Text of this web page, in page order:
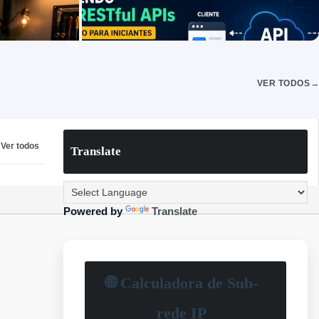
ARTIGOS VARIADOS
Entendendo e Documentando REST / RESTful
APIs: guia completo para iniciantes
10 abr 2026
VER TODOS
Ver todos Translate
Powered by Translate
🌐 Calculadora de Sub-
rede IP